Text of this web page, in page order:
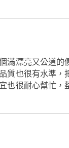
滿漂亮又公道的
質也很有水準，
也很耐心幫忙，